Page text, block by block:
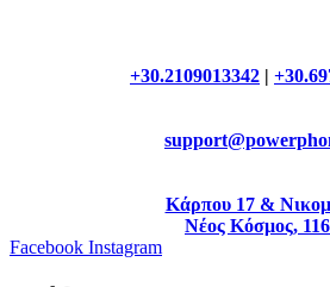
+30.2109013342 |
Κάρπου 17 &
Νέος Κόσμος,
Facebook Instagram